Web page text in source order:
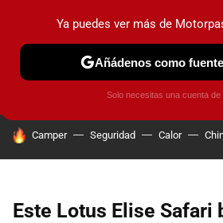
PRUEBAS COCHES ELÉCTRICOS
HOY SE HABLA DE
Camper Seguridad Calor
Este Lotus Elise Safari
Ya puedes ver más de
Añádenos como
Solo necesitas una cuenta de